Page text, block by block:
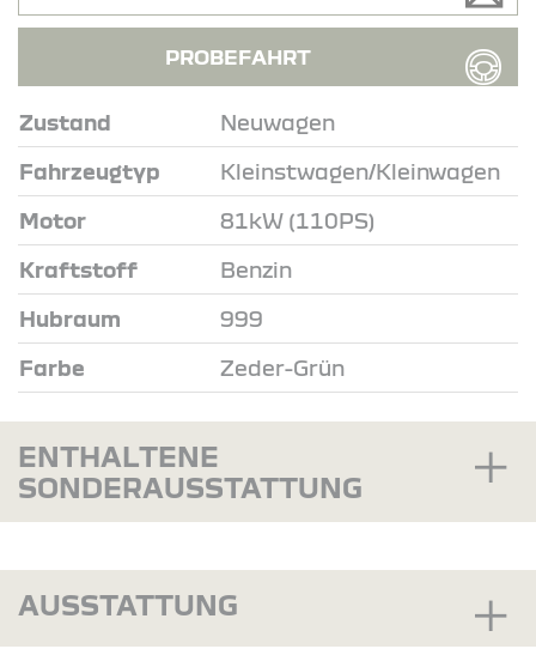
Zustand Neuwagen
Fahrzeugtyp Kleinstwagen/Kleinwagen
Motor 81kW (110PS)
Kraftstoff Benzin
Hubraum 999
Farbe Zeder-Grün
PROBEFAHRT
ENTHALTENE
SONDERAUSSTATTUNG
AUSSTATTUNG